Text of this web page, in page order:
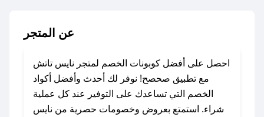
عن المتجر
احصل على أفضل كوبونات الخصم لمتجر نايس تاتش
مع تطبيق صحصح! نوفر لك أحدث وأفضل أكواد
الخصم التي تساعدك على التوفير عند كل عملية
شراء. استمتع بعروض وخصومات حصرية من نايس